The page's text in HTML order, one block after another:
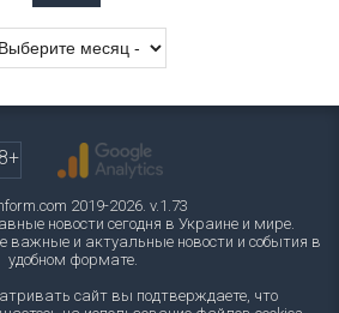
2019-2026. v.1.73
новости сегодня в Украине и мире.
важные и актуальные новости и события в
удобном формате.
сайт вы подтверждаете, что